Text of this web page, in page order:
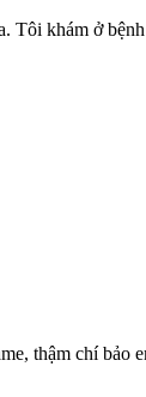
khám ở
thậm chí